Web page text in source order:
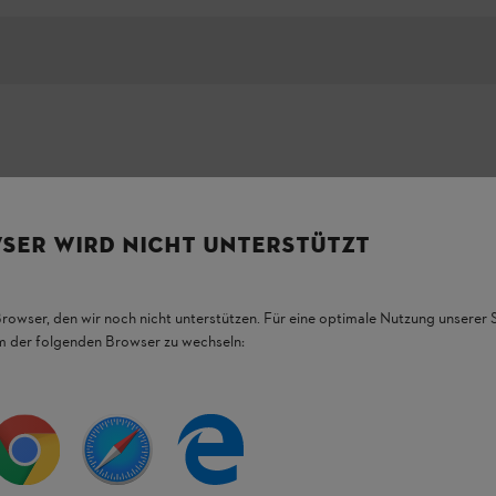
шина для різьблення, з
безпечно, точно та з меншим
MS 194 . Маркування на шині завжди
роботи з максимальною точністю.
значно полегшуючи роботу з
Шина Carving, 1/4", 1,3 мм має
см. Завдяки своїй конструкції з
легкій конструкції ця різьбярська
догляду за деревами та для
WIRD NICHT UNTERSTÜTZT
den wir noch nicht unterstützen. Für eine optimale Nutzung unserer
der folgenden Browser zu wechseln: